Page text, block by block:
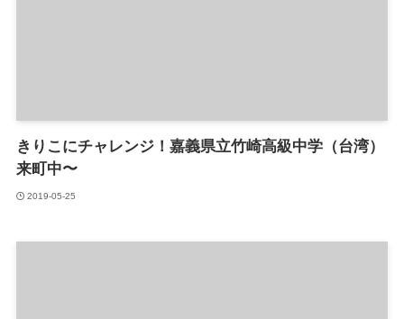
きりこにチャレンジ！嘉義県立竹崎高級中学（台湾）
来町中〜
2019-05-25